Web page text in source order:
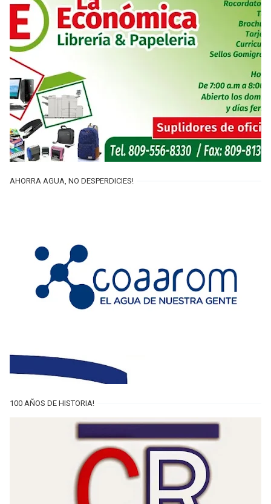
AHORRA AGUA, NO DESPERDICIES!
100 AÑOS DE HISTORIA!